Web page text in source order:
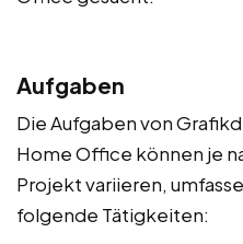
Aufgaben
Die Aufgaben von
Home Office können je
Projekt variieren,
folgende Tätigkeiten: